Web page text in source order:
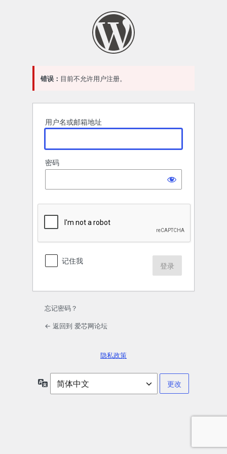
错误： 目前不允许用户注册。
用户名或邮箱地址
密码
记住我
忘记密码？
← 返回到 爱芯网论坛
隐私政策
言